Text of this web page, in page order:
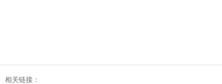
相关链接：